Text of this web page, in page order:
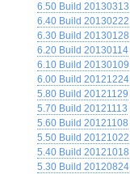
6.50 Build 20130313
6.40 Build 20130222
6.30 Build 20130128
6.20 Build 20130114
6.10 Build 20130109
6.00 Build 20121224
5.80 Build 20121129
5.70 Build 20121113
5.60 Build 20121108
5.50 Build 20121022
5.40 Build 20121018
5.30 Build 20120824